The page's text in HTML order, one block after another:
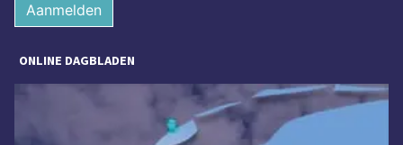
Aanmelden
ONLINE DAGBLADEN